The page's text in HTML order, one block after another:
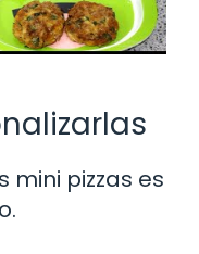
mini pizzas es